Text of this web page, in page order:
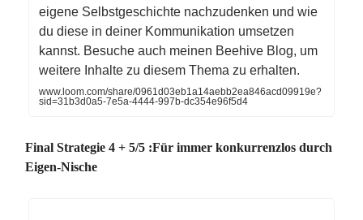
eigene Selbstgeschichte nachzudenken und wie
du diese in deiner Kommunikation umsetzen
kannst. Besuche auch meinen Beehive Blog, um
weitere Inhalte zu diesem Thema zu erhalten.
www.loom.com/share/0961d03eb1a14aebb2ea846acd09919e?
sid=31b3d0a5-7e5a-4444-997b-dc354e96f5d4
Final Strategie 4 + 5/5 :Für immer konkurrenzlos durch
Eigen-Nische